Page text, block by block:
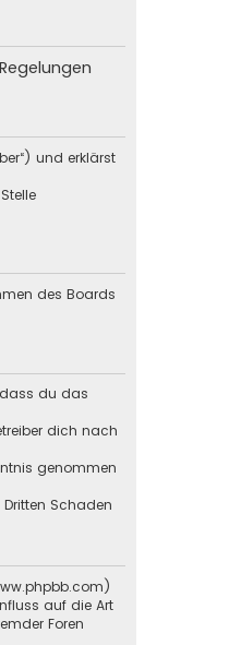
und erklärst
des Boards
dass du das
dich nach
genommen
Schaden
)
auf die Art
Foren